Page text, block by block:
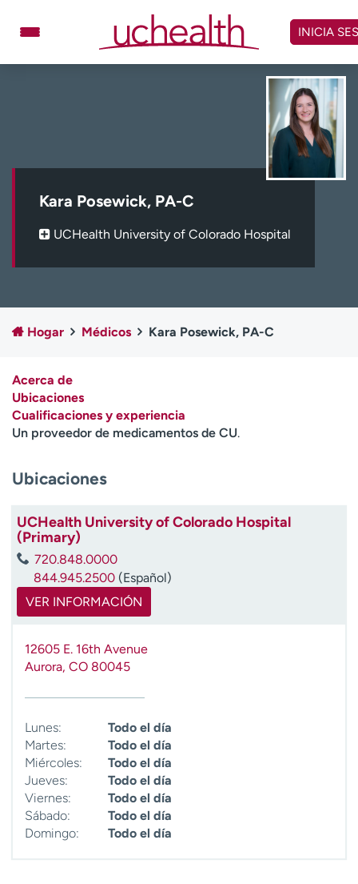
contenido
Programar cita
Carreras
Acerca de UCHealth
Clases y eventos
Empleados
Atención a medios de
comunicación
Asistencia financiera
ú
d
m
INICIA
Kara Posewick, PA-C
UCHealth University of Colorado Hospital
Hogar Médicos Kara Posewick, PA-C
Acerca de
Ubicaciones
Cualificaciones y experiencia
Un proveedor de medicamentos de CU.
Ubicaciones
UCHealth University of Colorado Hospital
(Primary)
720.848.0000
844.945.2500 (Español)
VER INFORMACIÓN
12605 E. 16th Avenue
Aurora, CO 80045
Lunes:
Todo el día
Martes:
Todo el día
Miércoles:
Todo el día
Jueves:
Todo el día
Viernes:
Todo el día
Sábado:
Todo el día
Domingo:
Todo el día